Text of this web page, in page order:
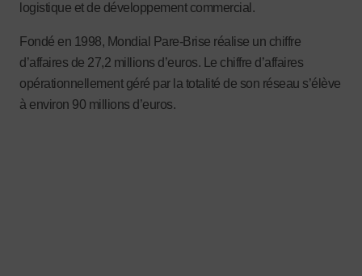
logistique et de développement commercial.
Fondé en 1998, Mondial Pare-Brise réalise un chiffre
d’affaires de 27,2 millions d’euros. Le chiffre d’affaires
opérationnellement géré par la totalité de son réseau s’élève
à environ 90 millions d’euros.